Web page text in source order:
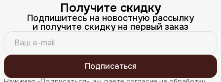
Получите скидку
Подпишитесь на новостную рассылку
и получите скидку на первый заказ
Подписаться